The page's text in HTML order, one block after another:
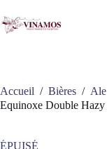
au
contenu
Accueil / Bières / Ale
Equinoxe Double
ÉPUISÉ